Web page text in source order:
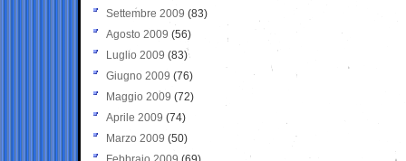
Settembre 2009 (83)
Agosto 2009 (56)
Luglio 2009 (83)
Giugno 2009 (76)
Maggio 2009 (72)
Aprile 2009 (74)
Marzo 2009 (50)